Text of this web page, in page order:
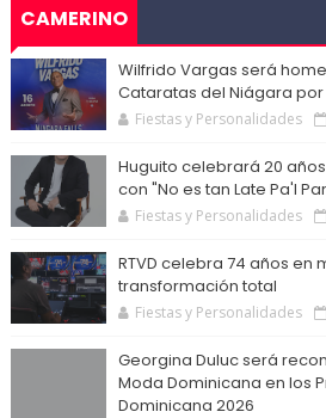
CAMERINO
Wilfrido Vargas será
Cataratas del Niágara
Fiestas y Personalidades
Huguito celebrará 20
con "No es tan Late Pa'l
Fiestas y Personalidades
RTVD celebra 74 años en
transformación total
Fiestas y Personalidades
Georgina Duluc será
Moda Dominicana en los
Dominicana 2026